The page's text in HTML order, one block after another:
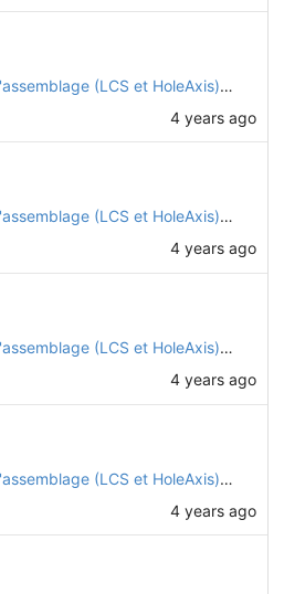
Masquage des repères d'assemblage (LCS et HoleAxis) sur toutes les pièces
4 years ago
Masquage des repères d'assemblage (LCS et HoleAxis) sur toutes les pièces
4 years ago
Masquage des repères d'assemblage (LCS et HoleAxis) sur toutes les pièces
4 years ago
Masquage des repères d'assemblage (LCS et HoleAxis) sur toutes les pièces
4 years ago